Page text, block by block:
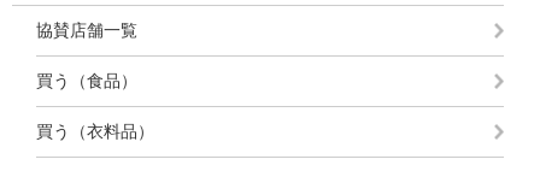
協賛店舗一覧
買う（食品）
買う（衣料品）